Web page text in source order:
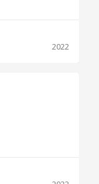
2022